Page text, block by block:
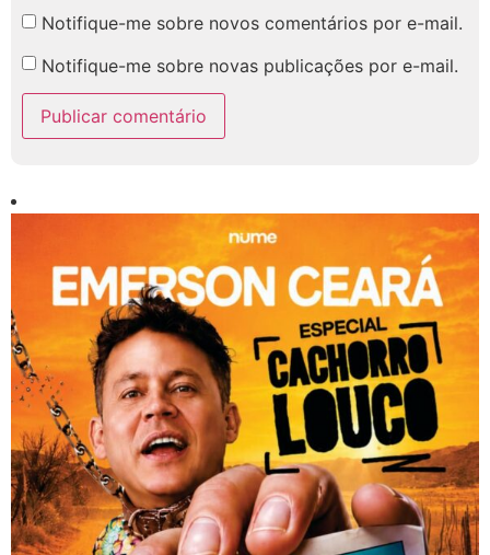
Notifique-me sobre novos comentários por e-mail.
Notifique-me sobre novas publicações por e-mail.